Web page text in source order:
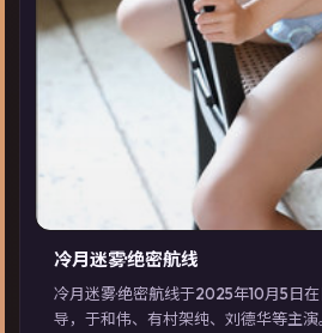
冷月迷雾·绝密航线
冷月迷雾·绝密航线于2025年10月5日
导，于和伟、有村架纯、刘德华等主